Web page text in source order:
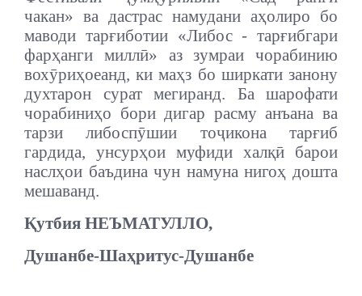
чакан» ва дастрас намудани аҳолиро бо
маводи тарғиботии «Либос - тарғибгари
фарҳанги миллӣ» аз зумраи чорабинию
вохӯриҳоеанд, ки маҳз бо ширкати занону
духтарон сурат мегиранд. Ба шарофати
чорабиниҳо бори дигар расму анъана ва
тарзи либоспӯшии тоҷикона тарғиб
гардида, унсурҳои муфиди халқӣ барои
наслҳои баъдина чун намуна нигоҳ дошта
мешаванд.
Қутбия НЕЪМАТУЛЛО,
Душанбе-Шаҳритус-Душанбе